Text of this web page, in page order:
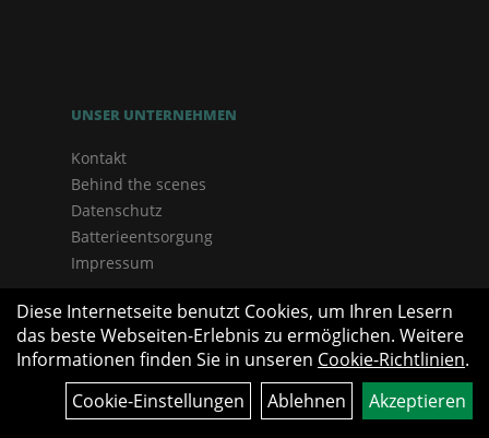
UNSER UNTERNEHMEN
Kontakt
Behind the scenes
Datenschutz
Batterieentsorgung
Impressum
Diese Internetseite benutzt Cookies, um Ihren Lesern
das beste Webseiten-Erlebnis zu ermöglichen. Weitere
Informationen finden Sie in unseren Cookie-Richtlinien.
Cookie-Einstellungen
Ablehnen Akzeptieren